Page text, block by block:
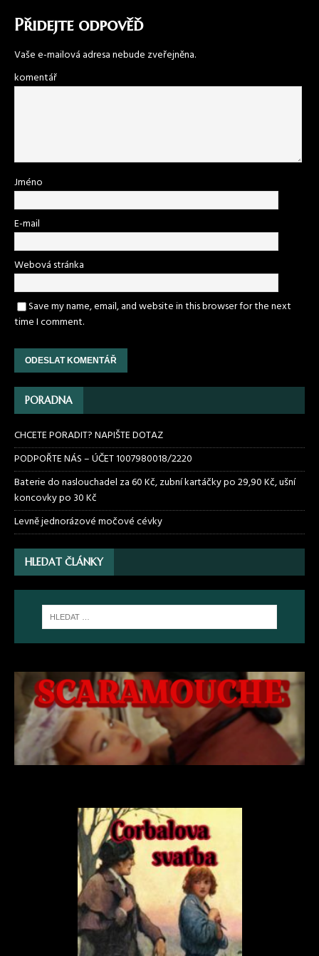
Přidejte odpověď
Vaše e-mailová adresa nebude zveřejněna.
komentář
Jméno
E-mail
Webová stránka
Save my name, email, and website in this browser for the next
time I comment.
PORADNA
CHCETE PORADIT? NAPIŠTE DOTAZ
PODPOŘTE NÁS – ÚČET 1007980018/2220
Baterie do naslouchadel za 60 Kč, zubní kartáčky po 29,90 Kč, ušní
koncovky po 30 Kč
Levně jednorázové močové cévky
HLEDAT ČLÁNKY